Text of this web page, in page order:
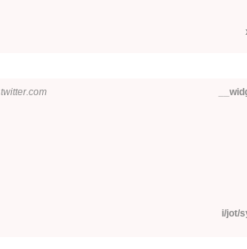
twitter.com
i/jot/